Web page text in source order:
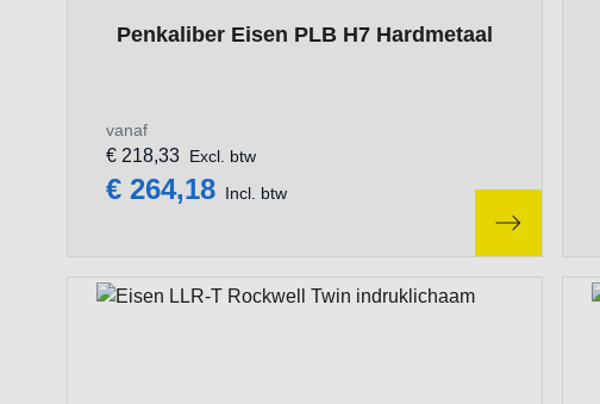
Penkaliber Eisen PLB H7 Hardmetaal
vanaf
€ 264,18 Incl. btw
€ 218,33 Excl. btw